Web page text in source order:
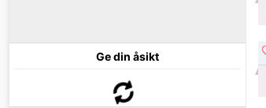
Ge din åsikt